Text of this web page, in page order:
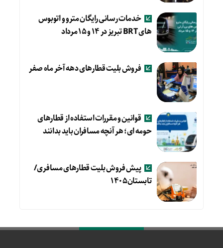
خدمات رسانی رایگان مترو و اتوبوس
های BRT تبریز در ۱۴ و ۱۵ مرداد
فروش بلیت قطارهای دهه آخر ماه صفر
قوانین و مقررات استفاده از قطارهای
حومه ای؛ هر آنچه مسافران باید بدانند
پیش فروش بلیت قطارهای مسافری/
تابستان۱۴۰۵